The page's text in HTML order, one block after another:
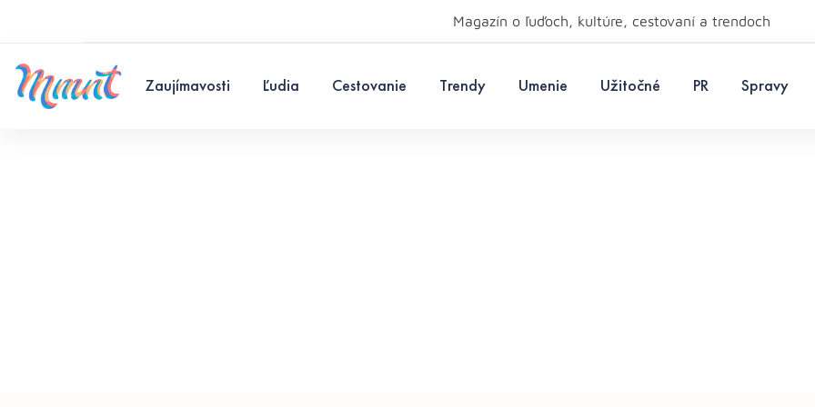
Magazín o ľuďoch, kultúre, cestovaní a trendoch
Zaujímavosti Ľudia Cestovanie Trendy Umenie Užitočné PR Spravy